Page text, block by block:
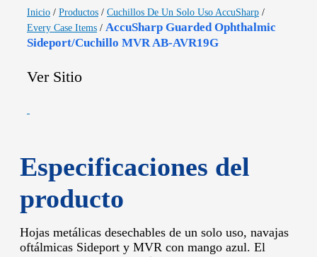
Inicio / Productos / Cuchillos De Un Solo Uso AccuSharp /
Every Case Items / AccuSharp Guarded Ophthalmic
Sideport/Cuchillo MVR AB-AVR19G
Ver Sitio
Especificaciones del
producto
Hojas metálicas desechables de un solo uso, navajas
oftálmicas Sideport y MVR con mango azul. El